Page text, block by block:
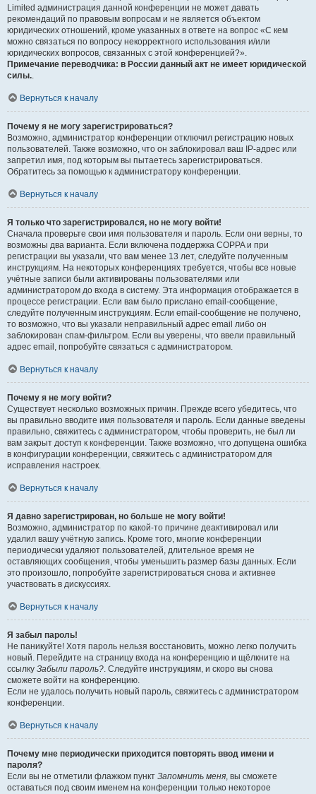
Limited администрация данной конференции не может давать
рекомендаций по правовым вопросам и не является объектом
юридических отношений, кроме указанных в ответе на вопрос «С кем
можно связаться по вопросу некорректного использования и/или
юридических вопросов, связанных с этой конференцией?».
Примечание переводчика: в России данный акт не имеет юридической
силы..
Вернуться к началу
Почему я не могу зарегистрироваться?
Возможно, администратор конференции отключил регистрацию новых
пользователей. Также возможно, что он заблокировал ваш IP-адрес или
запретил имя, под которым вы пытаетесь зарегистрироваться.
Обратитесь за помощью к администратору конференции.
Вернуться к началу
Я только что зарегистрировался, но не могу войти!
Сначала проверьте свои имя пользователя и пароль. Если они верны, то
возможны два варианта. Если включена поддержка COPPA и при
регистрации вы указали, что вам менее 13 лет, следуйте полученным
инструкциям. На некоторых конференциях требуется, чтобы все новые
учётные записи были активированы пользователями или
администратором до входа в систему. Эта информация отображается в
процессе регистрации. Если вам было прислано email-сообщение,
следуйте полученным инструкциям. Если email-сообщение не получено,
то возможно, что вы указали неправильный адрес email либо он
заблокирован спам-фильтром. Если вы уверены, что ввели правильный
адрес email, попробуйте связаться с администратором.
Вернуться к началу
Почему я не могу войти?
Существует несколько возможных причин. Прежде всего убедитесь, что
вы правильно вводите имя пользователя и пароль. Если данные введены
правильно, свяжитесь с администратором, чтобы проверить, не был ли
вам закрыт доступ к конференции. Также возможно, что допущена ошибка
в конфигурации конференции, свяжитесь с администратором для
исправления настроек.
Вернуться к началу
Я давно зарегистрирован, но больше не могу войти!
Возможно, администратор по какой-то причине деактивировал или
удалил вашу учётную запись. Кроме того, многие конференции
периодически удаляют пользователей, длительное время не
оставляющих сообщения, чтобы уменьшить размер базы данных. Если
это произошло, попробуйте зарегистрироваться снова и активнее
участвовать в дискуссиях.
Вернуться к началу
Я забыл пароль!
Не паникуйте! Хотя пароль нельзя восстановить, можно легко получить
новый. Перейдите на страницу входа на конференцию и щёлкните на
ссылку Забыли пароль?. Следуйте инструкциям, и скоро вы снова
сможете войти на конференцию.
Если не удалось получить новый пароль, свяжитесь с администратором
конференции.
Вернуться к началу
Почему мне периодически приходится повторять ввод имени и
пароля?
Если вы не отметили флажком пункт Запомнить меня, вы сможете
оставаться под своим именем на конференции только некоторое